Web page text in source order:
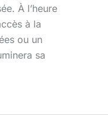
À l’heure
à la
ou un
sa